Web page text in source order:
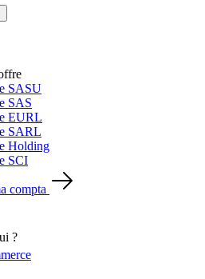
SASU
SAS
EURL
SARL
Holding
SCI
compta
?